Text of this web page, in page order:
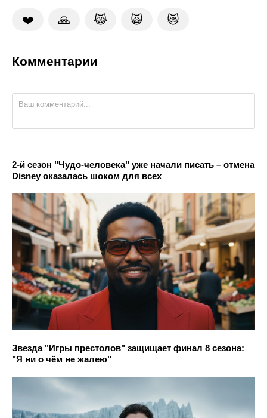
❤️ 🙏 😹 🙀 😿
Комментарии
2-й сезон "Чудо-человека" уже начали писать – отмена
Disney оказалась шоком для всех
Звезда "Игры престолов" защищает финал 8 сезона:
"Я ни о чём не жалею"